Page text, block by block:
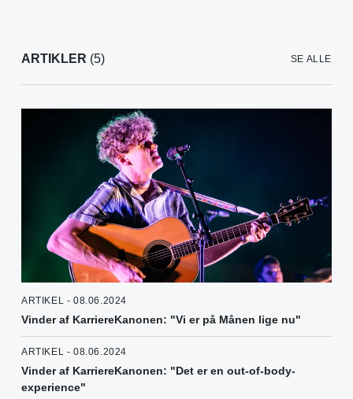
ARTIKLER (5) SE ALLE
ARTIKEL - 08.06.2024
Vinder af KarriereKanonen: "Vi er på Månen lige nu"
ARTIKEL - 08.06.2024
Vinder af KarriereKanonen: "Det er en out-of-body-
experience"